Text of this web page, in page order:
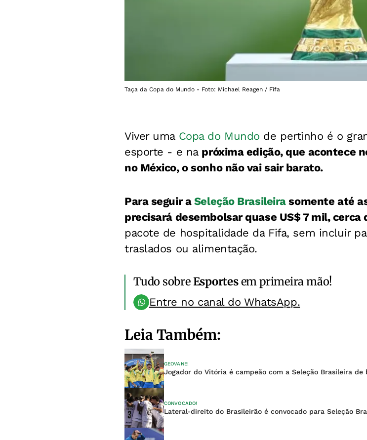
Taça da Copa do Mundo - Foto: Michael Reagen / Fifa
Viver uma Copa do Mundo de pertinho é o
esporte - e na próxima edição, que acontece
no México, o sonho não vai sair barato.
Para seguir a Seleção Brasileirasomente até
precisará desembolsar quase US$ 7 mil, cerca
pacote de hospitalidade da Fifa, sem incluir
traslados ou alimentação.
Tudo sobreEsportesem primeira mão!
Entre no canal do WhatsApp.
Leia Também:
GEOVANE!
Jogador do Vitória é campeão com a Seleção Brasileira de
CONVOCADO!
Lateral-direito do Brasileirão é convocado para Seleção